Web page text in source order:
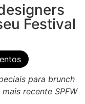
Festival
para brunch
recente SPFW